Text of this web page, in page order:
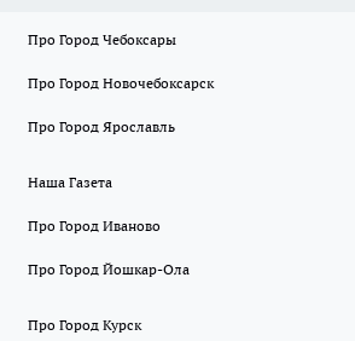
Про Город Чебоксары
Про Город Новочебоксарск
Про Город Ярославль
Наша Газета
Про Город Иваново
Про Город Йошкар-Ола
Про Город Курск